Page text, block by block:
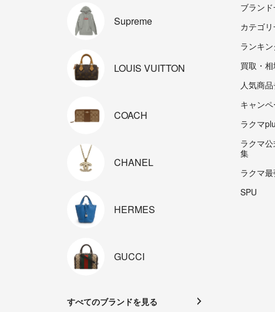
Supreme
LOUIS VUITTON
COACH
CHANEL
HERMES
GUCCI
すべてのブランドを見る
ブラン
カテゴ
ランキ
買取・
人気商
キャン
ラクマ
ラクマ
集
ラクマ
SPU